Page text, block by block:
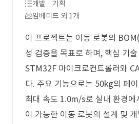
개발 · 기획
임베디드 외 1개
이 프로젝트는 이동 로봇의
성 검증을 목표로 하며, 핵심 기
STM32F 마이크로컨트롤러와
다. 주요 기능으로는 50kg의 페
최대 속도 1.0m/s로 실내 환경에
이 가능한 이동 로봇의 설계 및